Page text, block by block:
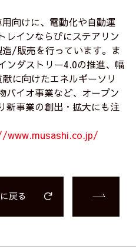
向けに、電動化や自動運
レインならびにステアリン
/販売を行っています。ま
ンダストリー4.0の推進、幅
に向けたエネルギーソリ
バイオ事業など、オープン
新事業の創出・拡大にも注
www.musashi.co.jp/
戻る